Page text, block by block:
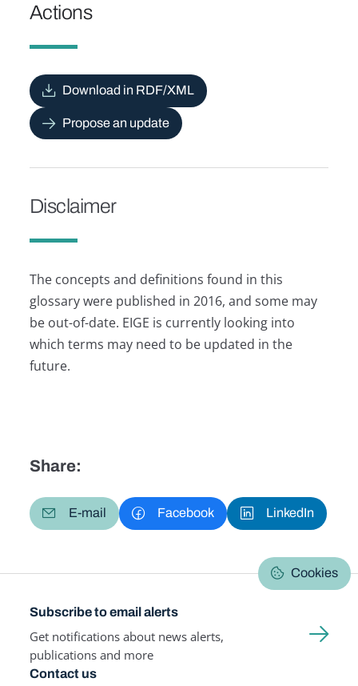
Actions
Download in RDF/XML
Propose an update
Disclaimer
The concepts and definitions found in this
glossary were published in 2016, and some may
be out-of-date. EIGE is currently looking into
which terms may need to be updated in the
future.
Share:
E-mail Facebook LinkedIn
Cookies
Subscribe to email alerts
Get notifications about news alerts,
publications and more
Contact us